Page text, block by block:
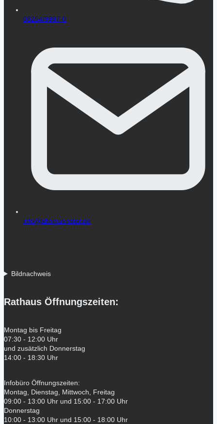
08254/9997-0
info@altomuenster.de
Bildnachweis
Rathaus Öffnungszeiten:
Montag bis Freitag
07:30 - 12:00 Uhr
und zusätzlich Donnerstag
14:00 - 18:30 Uhr
Infobüro Öffnungszeiten:
Montag, Dienstag, Mittwoch, Freitag
09:00 - 13:00 Uhr und 15:00 - 17:00 Uhr
Donnerstag
10:00 - 13:00 Uhr und 15:00 - 18:00 Uhr